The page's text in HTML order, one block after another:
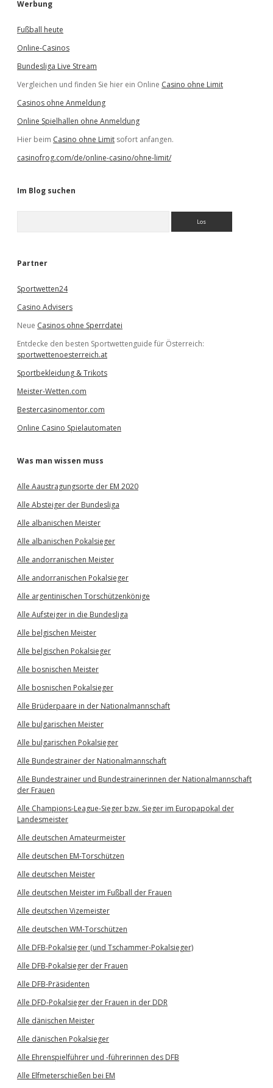
Werbung
Fußball heute
Online-Casinos
Bundesliga Live Stream
Vergleichen und finden Sie hier ein Online Casino ohne Limit
Casinos ohne Anmeldung
Online Spielhallen ohne Anmeldung
Hier beim Casino ohne Limit sofort anfangen.
casinofrog.com/de/online-casino/ohne-limit/
Im Blog suchen
e
Partner
Sportwetten24
Casino Advisers
Neue Casinos ohne Sperrdatei
Entdecke den besten Sportwettenguide für Österreich:
sportwettenoesterreich.at
Sportbekleidung & Trikots
Meister-Wetten.com
Bestercasinomentor.com
Online Casino Spielautomaten
Was man wissen muss
Alle Aaustragungsorte der EM 2020
Alle Absteiger der Bundesliga
Alle albanischen Meister
Alle albanischen Pokalsieger
Alle andorranischen Meister
Alle andorranischen Pokalsieger
Alle argentinischen Torschützenkönige
Alle Aufsteiger in die Bundesliga
Alle belgischen Meister
Alle belgischen Pokalsieger
Alle bosnischen Meister
Alle bosnischen Pokalsieger
Alle Brüderpaare in der Nationalmannschaft
Alle bulgarischen Meister
Alle bulgarischen Pokalsieger
Alle Bundestrainer der Nationalmannschaft
Alle Bundestrainer und Bundestrainerinnen der Nationalmannschaft
der Frauen
Alle Champions-League-Sieger bzw. Sieger im Europapokal der
Landesmeister
Alle deutschen Amateurmeister
Alle deutschen EM-Torschützen
Alle deutschen Meister
Alle deutschen Meister im Fußball der Frauen
Alle deutschen Vizemeister
Alle deutschen WM-Torschützen
Alle DFB-Pokalsieger (und Tschammer-Pokalsieger)
Alle DFB-Pokalsieger der Frauen
Alle DFB-Präsidenten
Alle DFD-Pokalsieger der Frauen in der DDR
Alle dänischen Meister
Alle dänischen Pokalsieger
Alle Ehrenspielführer und -führerinnen des DFB
Alle Elfmeterschießen bei EM